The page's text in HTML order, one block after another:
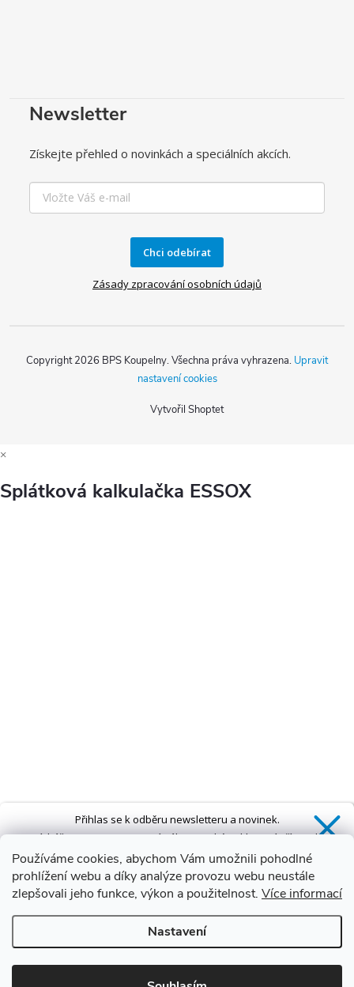
Používáme cookies, abychom Vám umožnili pohodlné
prohlížení webu a díky analýze provozu webu neustále
zlepšovali jeho funkce, výkon a použitelnost. Více informací
Nastavení
Newsletter
Získejte přehled o novinkách a speciálních akcích.
Chci odebírat
Zásady zpracování osobních údajů
Vytvořil Shoptet
Copyright 2026 BPS Koupelny. Všechna práva vyhrazena. Upravit
nastavení cookies
×
Splátková kalkulačka ESSOX
Přihlas se k odběru newsletteru a novinek.
ZískášSLEVU 5 %na první nákup a také exkluzivní přístup k
novinkám, slevám a dalším speciálním nabídkám.*
Ano, chci se přihlásit
Zásady zpracování osobních údajů
*Sleva neplatí na vany s dvířky AVO a VOVO